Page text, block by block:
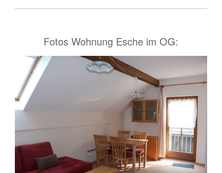
Fotos Wohnung Esche im OG: